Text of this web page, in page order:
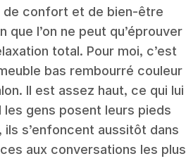
de confort et de bien-être
l’on ne peut qu’éprouver
total. Pour moi, c’est
bas rembourré couleur
Il est assez haut, ce qui lui
les gens posent leurs pieds
s’enfoncent aussitôt dans
aux conversations les plus